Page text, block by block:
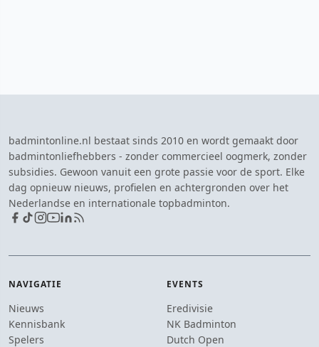
badmintonline.nl bestaat sinds 2010 en wordt gemaakt door
badmintonliefhebbers - zonder commercieel oogmerk, zonder
subsidies. Gewoon vanuit een grote passie voor de sport. Elke
dag opnieuw nieuws, profielen en achtergronden over het
Nederlandse en internationale topbadminton.
NAVIGATIE
Nieuws
Kennisbank
Spelers
EVENTS
Eredivisie
NK Badminton
Dutch Open